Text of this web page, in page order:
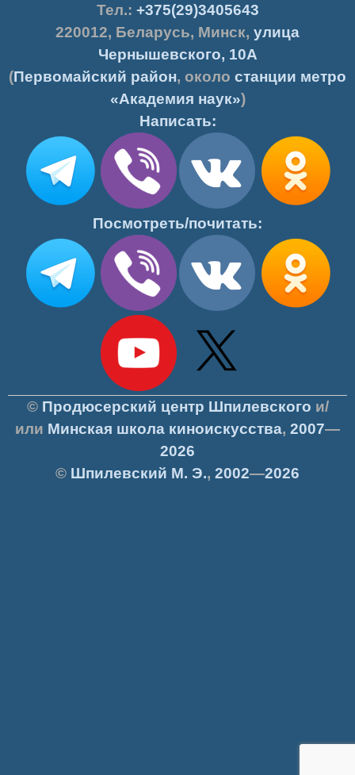
Тел.: +375(29)3405643
220012, Беларусь, Минск, улица
Чернышевского, 10А
(Первомайский район, около станции метро
«Академия наук»)
Написать:
Посмотреть/почитать:
© Продюсерский центр Шпилевского и/
или Минская школа киноискусства, 2007—
2026
© Шпилевский М. Э., 2002—2026